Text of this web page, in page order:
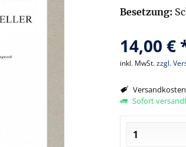
Besetzung:
14,00 €
inkl. MwSt.zzgl.
Sofort